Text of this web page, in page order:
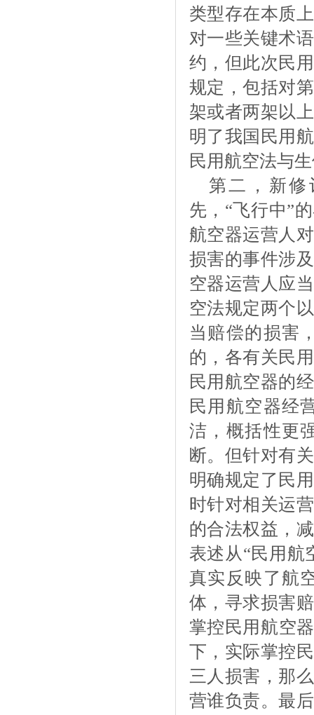
类型存在本质
对一些关键术
约，但此次民
规定，包括对
架或者两架以
明了我国民用
民用航空法与
第二，新
先， “飞行中”
航空器运营人
损害的事件涉
空器运营人应
空法规定两个
当赔偿的损害
的，各有关民
民用航空器的
民用航空器经
洁，概括性更
断。但针对有
明确规定了民
时针对相关运
的合法权益，
表述从“民用航
真实反映了航
体，寻求损害
掌控民用航空
下，实际掌控
三人损害，那
营谁负责。最